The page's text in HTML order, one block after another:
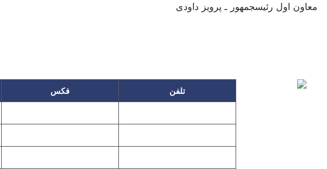
معاون اول رئیس‎جمهور ـ پرویز داودی
تلفن فکس